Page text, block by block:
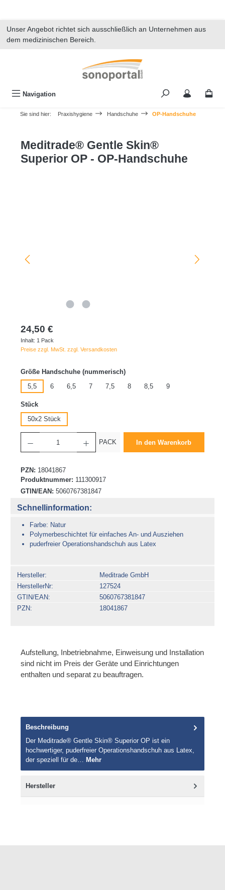
Unser Angebot richtet sich ausschließlich an Unternehmen aus
dem medizinischen Bereich.
Navigation
Sie sind hier: Praxishygiene Handschuhe OP-Handschuhe
Meditrade® Gentle Skin®
Superior OP - OP-Handschuhe
24,50 €
Inhalt: 1 Pack
Preise zzgl. MwSt. zzgl. Versandkosten
Größe Handschuhe (nummerisch)auswählen
5,5
6 6,5 7 7,5 8 8,5 9
Stückauswählen
50x2 Stück
PACK In den Warenkorb
PZN: 18041867
Produktnummer: 111300917
GTIN/EAN: 5060767381847
Schnellinformation:
Farbe: Natur
Polymerbeschichtet für einfaches An- und Ausziehen
puderfreier Operationshandschuh aus Latex
Hersteller
Meditrade GmbH
HerstellerNr
127524
GTIN/EAN
5060767381847
PZN
18041867
Aufstellung, Inbetriebnahme, Einweisung und Installation
sind nicht im Preis der Geräte und Einrichtungen
enthalten und separat zu beauftragen.
Beschreibung
Der Meditrade® Gentle Skin® Superior OP ist ein
hochwertiger, puderfreier Operationshandschuh aus Latex,
der speziell für de… Mehr
Hersteller